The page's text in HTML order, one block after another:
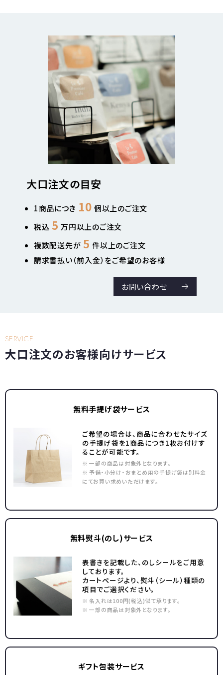
大口注文の目安
1商品につき 10 個以上のご注文
税込 5 万円以上のご注文
複数配送先が 5 件以上のご注文
請求書払い（前入金）をご希望のお客様
お問い合わせ
SERVICE
大口注文のお客様向けサービス
無料手提げ袋サービス
ご希望の場合は、商品に合わせたサイズ
の手提げ袋を1商品につき1枚お付けす
ることが可能です。
※ 一部の商品は対象外となります。
※ 予備・小分け・おまとめ用の手提げ袋は別料金
にてお買い求めいただけます。
無料熨斗(のし)サービス
表書きを記載した、のしシールをご用意
しております。
カートページより、熨斗（シール）種類の
項目でご選択ください。
※ 名入れは100円(税込)似て承ります。
※ 一部の商品は対象外となります。
ギフト包装サービス